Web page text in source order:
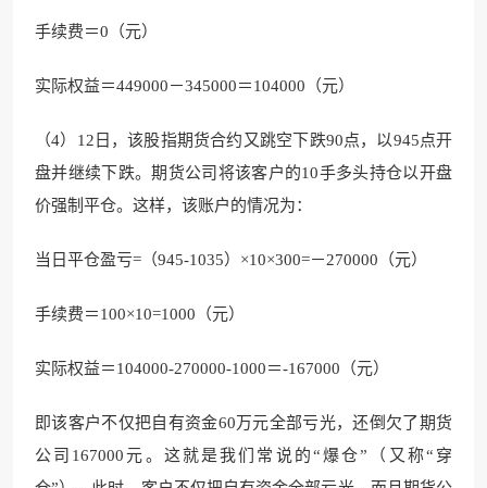
手续费＝0（元）
实际权益＝449000－345000＝104000（元）
（4）12日，该股指期货合约又跳空下跌90点，以945点开
盘并继续下跌。期货公司将该客户的10手多头持仓以开盘
价强制平仓。这样，该账户的情况为：
当日平仓盈亏=（945-1035）×10×300=－270000（元）
手续费＝100×10=1000（元）
实际权益＝104000-270000-1000＝-167000（元）
即该客户不仅把自有资金60万元全部亏光，还倒欠了期货
公司167000元。这就是我们常说的“爆仓”（又称“穿